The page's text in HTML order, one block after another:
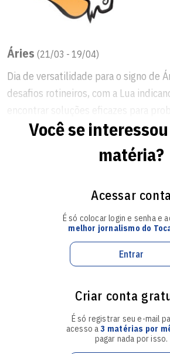
Áries (21/03 - 19/04)
Dia de versatilidade para o signo de
desafios rotineiros, com a Lua
encontrar soluções eficazes para
especialmente em sua área de crise
mente e melhore o relacionamento
Horóscopo Personalizado
Saiba tudo sobre seusigno .
Você se
matéria?
Acessar conta
É só colocar login e senha e
melhor jornalismo do
Entrar
Criar conta
É só registrar seu e-mail
acesso a 3 matérias por
pagar nada por isso.